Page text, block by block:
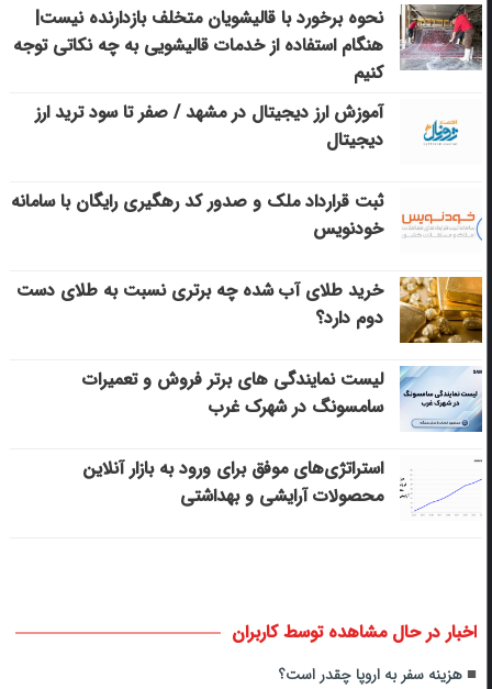
نحوه برخورد با قالیشویان متخلف بازدارنده نیست|
هنگام استفاده از خدمات قالیشویی به چه نکاتی توجه
کنیم
آموزش ارز دیجیتال در مشهد / صفر تا سود ترید ارز
دیجیتال
ثبت قرارداد ملک و صدور کد رهگیری رایگان با سامانه
خودنویس
خرید طلای آب شده چه برتری نسبت به طلای دست
دوم دارد؟
لیست نمایندگی های برتر فروش و تعمیرات
سامسونگ در شهرک غرب
استراتژی‌های موفق برای ورود به بازار آنلاین
محصولات آرایشی و بهداشتی
اخبار در حال مشاهده توسط کاربران
هزینه سفر به اروپا چقدر است؟